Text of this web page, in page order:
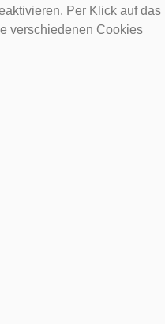
Per Klick auf das
verschiedenen Cookies